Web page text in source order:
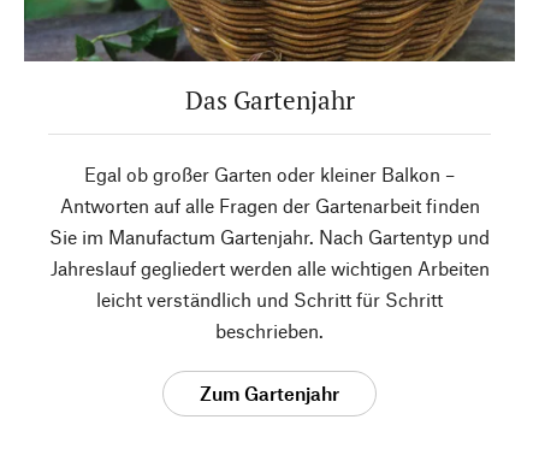
Das Gartenjahr
Egal ob großer Garten oder kleiner Balkon –
Antworten auf alle Fragen der Gartenarbeit finden
Sie im Manufactum Gartenjahr. Nach Gartentyp und
Jahreslauf gegliedert werden alle wichtigen Arbeiten
leicht verständlich und Schritt für Schritt
beschrieben.
Zum Gartenjahr